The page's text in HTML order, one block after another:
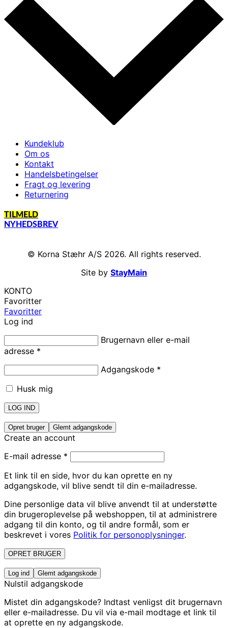
Kundeklub
Om os
Kontakt
Handelsbetingelser
Fragt og levering
Returnering
TILMELD
NYHEDSBREV
© Korna Stæhr A/S 2026. All rights reserved.
Site by StayMain
KONTO
Favoritter
Favoritter
Log ind
Brugernavn eller e-mail
adresse *
Adgangskode *
Husk mig
LOG IND
Opret bruger Glemt adgangskode
Create an account
E-mail adresse *
Et link til en side, hvor du kan oprette en ny
adgangskode, vil blive sendt til din e-mailadresse.
Dine personlige data vil blive anvendt til at understøtte
din brugeroplevelse på webshoppen, til at administrere
adgang til din konto, og til andre formål, som er
beskrevet i vores Politik for personoplysninger.
OPRET BRUGER
Log ind Glemt adgangskode
Nulstil adgangskode
Mistet din adgangskode? Indtast venligst dit brugernavn
eller e-mailadresse. Du vil via e-mail modtage et link til
at oprette en ny adgangskode.